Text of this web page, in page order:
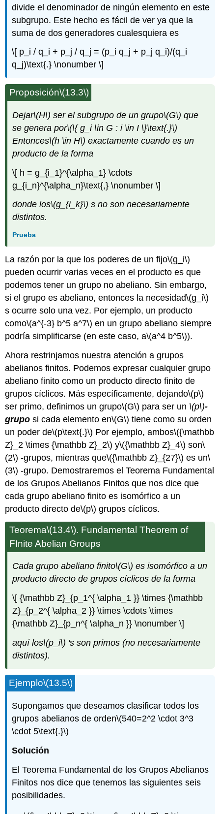
divide el denominador de ningún elemento en este
subgrupo. Este hecho es fácil de ver ya que la
suma de dos generadores cualesquiera es
\[ p_i / q_i + p_j / q_j = (p_i q_j + p_j q_i)/(q_i
q_j)\text{.} \nonumber \]
Proposición\(13.3\)
Dejar\(H\) ser el subgrupo de un grupo\(G\) que
se genera por\(\{ g_i \in G : i \in I \}\text{.}\)
Entonces\(h \in H\) exactamente cuando es un
producto de la forma
\[ h = g_{i_1}^{\alpha_1} \cdots
g_{i_n}^{\alpha_n}\text{,} \nonumber \]
donde los\(g_{i_k}\) s no son necesariamente
distintos.
Prueba
La razón por la que los poderes de un fijo\(g_i\)
pueden ocurrir varias veces en el producto es que
podemos tener un grupo no abeliano. Sin embargo,
si el grupo es abeliano, entonces la necesidad\(g_i\)
s ocurre solo una vez. Por ejemplo, un producto
como\(a^{-3} b^5 a^7\) en un grupo abeliano siempre
podría simplificarse (en este caso, a\(a^4 b^5\)).
Ahora restrinjamos nuestra atención a grupos
abelianos finitos. Podemos expresar cualquier grupo
abeliano finito como un producto directo finito de
grupos cíclicos. Más específicamente, dejando\(p\)
ser primo, definimos un grupo\(G\) para ser un \(p\)-
grupo si cada elemento en\(G\) tiene como su orden
un poder de\(p\text{.}\) Por ejemplo, ambos\({\mathbb
Z}_2 \times {\mathbb Z}_2\) y\({\mathbb Z}_4\) son\
(2\) -grupos, mientras que\({\mathbb Z}_{27}\) es un\
(3\) -grupo. Demostraremos el Teorema Fundamental
de los Grupos Abelianos Finitos que nos dice que
cada grupo abeliano finito es isomórfico a un
producto directo de\(p\) grupos cíclicos.
Teorema\(13.4\). Fundamental Theorem of
FInite Abelian Groups
Cada grupo abeliano finito\(G\) es isomórfico a un
producto directo de grupos cíclicos de la forma
\[ {\mathbb Z}_{p_1^{ \alpha_1 }} \times {\mathbb
Z}_{p_2^{ \alpha_2 }} \times \cdots \times
{\mathbb Z}_{p_n^{ \alpha_n }} \nonumber \]
aquí los\(p_i\) 's son primos (no necesariamente
distintos).
Ejemplo\(13.5\)
Supongamos que deseamos clasificar todos los
grupos abelianos de orden\(540=2^2 \cdot 3^3
\cdot 5\text{.}\)
Solución
El Teorema Fundamental de los Grupos Abelianos
Finitos nos dice que tenemos las siguientes seis
posibilidades.